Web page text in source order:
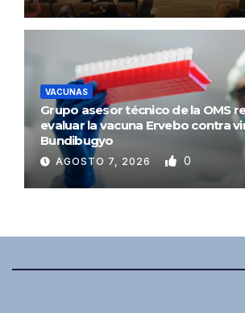
VACUNAS
Grupo asesor técnico de la OMS
evaluar la vacuna Ervebo contra
Bundibugyo
AGOSTO 7, 2026 0